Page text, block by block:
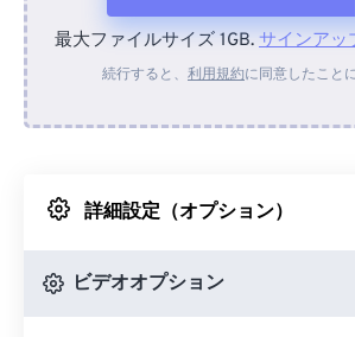
デバイスから
Googleドライブ
最大ファイルサイズ 1GB. サインアッ
続行すると、 利用規約に同意したこと
詳細設定（オプション）
ビデオオプション